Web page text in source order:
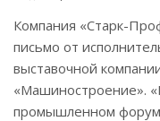
Компания «Старк-
письмо от
выставочной
«Машиностроение».
промышленном